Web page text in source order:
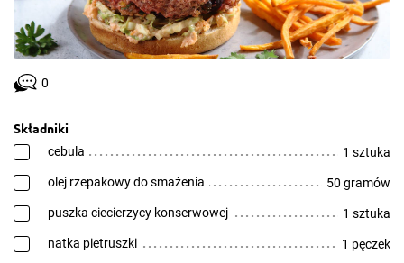
0
Składniki
cebula 1 sztuka
olej rzepakowy do smażenia 50 gramów
puszka ciecierzycy konserwowej 1 sztuka
natka pietruszki 1 pęczek